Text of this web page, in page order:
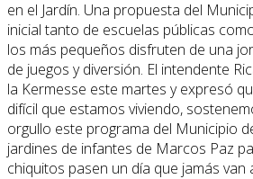
en el Jardín. Una propuesta del
inicial tanto de escuelas públicas
los más pequeños disfruten de una
de juegos y diversión. El intendente
la Kermesse este martes y expresó
difícil que estamos viviendo,
orgullo este programa del Municipio
jardines de infantes de Marcos Paz
chiquitos pasen un día que jamás van